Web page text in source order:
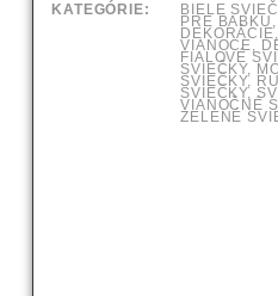
KATEGÓRIE: BIELE
PRE BABKU ,
DEKORÁCIE,
VIANOCE,
FIALOVÉ
SVIEČKY,
SVIEČKY,
SVIEČKY,
VIANOČNÉ
ZELENÉ